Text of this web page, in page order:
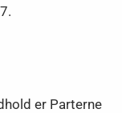
er Parterne